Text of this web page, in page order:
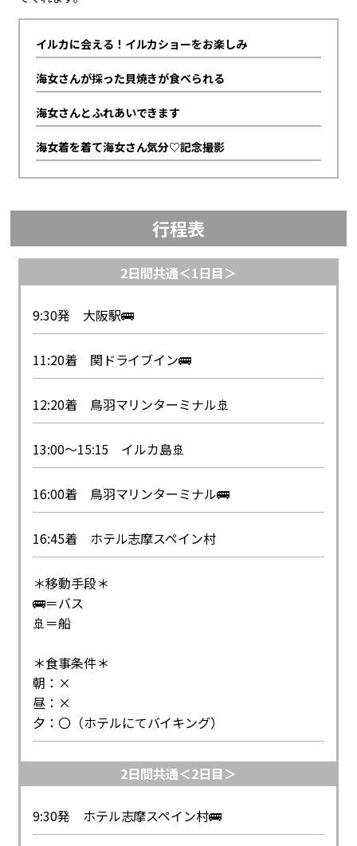
イルカに会える！イルカショーをお楽しみ
海女さんが採った貝焼きが食べられる
海女さんとふれあいできます
海女着を着て海女さん気分♡記念撮影
行程表
2日間共通＜1日目＞
9:30発 大阪駅🚌
11:20着 関ドライブイン🚌
12:20着 鳥羽マリンターミナル🚢
13:00～15:15 イルカ島🚢
16:00着 鳥羽マリンターミナル🚌
16:45着 ホテル志摩スペイン村
＊移動手段＊
🚌＝バス
🚢＝船
＊食事条件＊
朝：×
昼：×
夕：〇（ホテルにてバイキング）
2日間共通＜2日目＞
9:30発 ホテル志摩スペイン村🚌